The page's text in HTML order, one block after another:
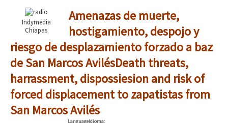
Indymedia
Chiapas
Amenazas de muerte,
hostigamiento, despojo y
riesgo de desplazamiento forzado a baz
de San Marcos AvilésDeath threats,
harrassment, dispossiesion and risk of
forced displacement to zapatistas from
San Marcos Avilés
LanguageIdioma: